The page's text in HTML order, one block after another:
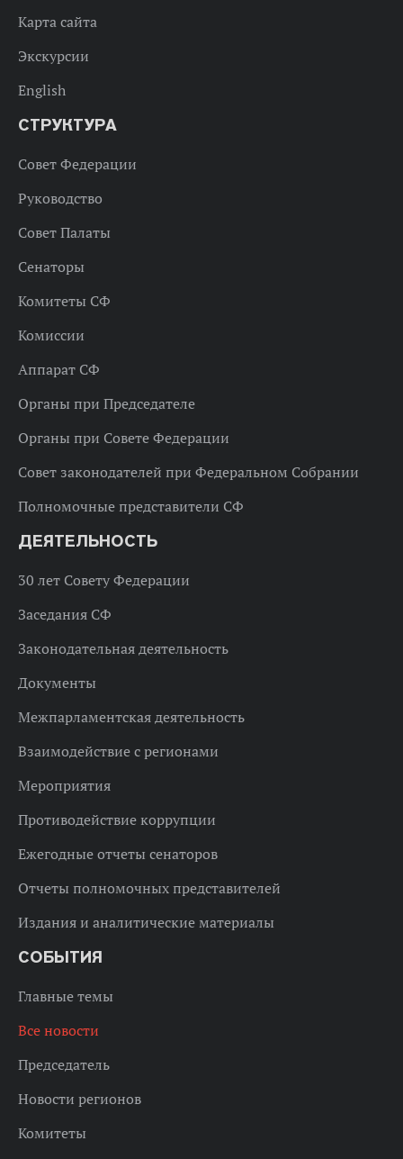
Карта сайта
Экскурсии
English
СТРУКТУРА
Совет Федерации
Руководство
Совет Палаты
Сенаторы
Комитеты СФ
Комиссии
Аппарат СФ
Органы при Председателе
Органы при Совете Федерации
Совет законодателей при Федеральном Собрании
Полномочные представители СФ
ДЕЯТЕЛЬНОСТЬ
30 лет Совету Федерации
Заседания СФ
Законодательная деятельность
Документы
Межпарламентская деятельность
Взаимодействие с регионами
Мероприятия
Противодействие коррупции
Ежегодные отчеты сенаторов
Отчеты полномочных представителей
Издания и аналитические материалы
СОБЫТИЯ
Главные темы
Все новости
Председатель
Новости регионов
Комитеты